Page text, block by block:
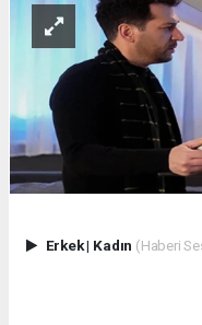
Erkek| Kadın (Haberi